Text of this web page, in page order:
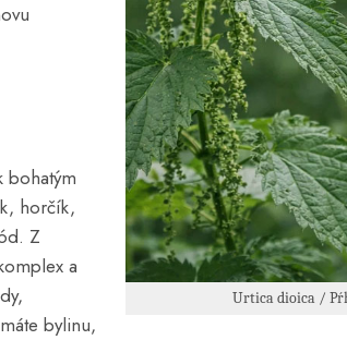
Urtica dioica /
bohatým
horčík,
Z
a
bylinu,